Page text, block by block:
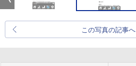
この写真の記事へ